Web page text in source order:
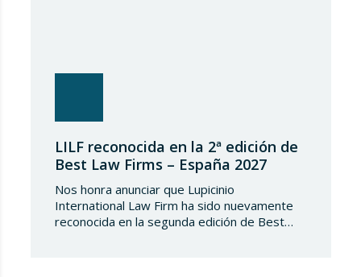
LILF reconocida en la 2ª edición de
Best Law Firms – España 2027
Nos honra anunciar que Lupicinio
International Law Firm ha sido nuevamente
reconocida en la segunda edición de Best